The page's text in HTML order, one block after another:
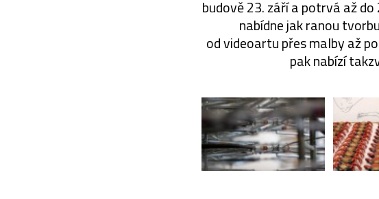
budově 23. září a potrvá až
nabídne jak ranou
od videoartu přes malby až
pak nabízí